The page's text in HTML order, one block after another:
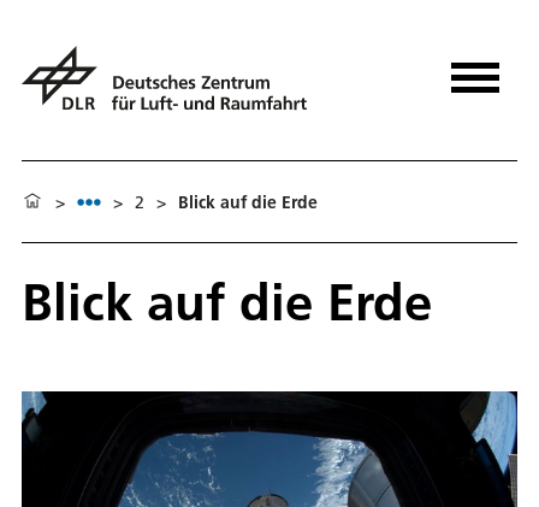
> > 2 > Blick auf die Erde
Blick auf die Erde